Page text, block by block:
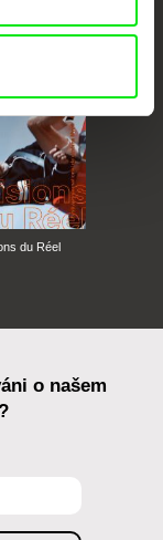
DOK Leipzig
du Réel
o našem